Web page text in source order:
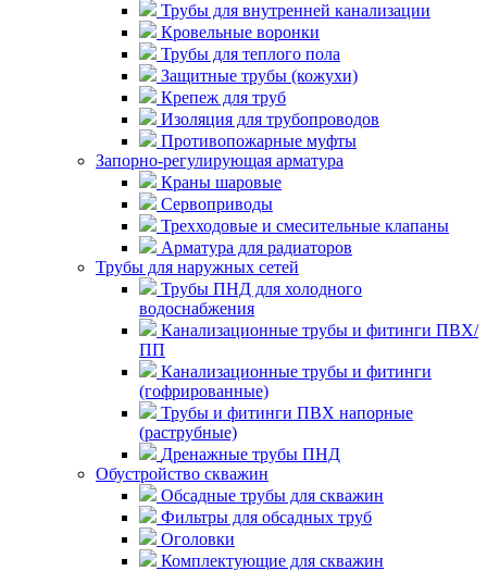
Трубы для внутренней канализации
Кровельные воронки
Трубы для теплого пола
Защитные трубы (кожухи)
Крепеж для труб
Изоляция для трубопроводов
Противопожарные муфты
Запорно-регулирующая арматура
Краны шаровые
Сервоприводы
Трехходовые и смесительные клапаны
Арматура для радиаторов
Трубы для наружных сетей
Трубы ПНД для холодного
водоснабжения
Канализационные трубы и фитинги ПВХ/
ПП
Канализационные трубы и фитинги
(гофрированные)
Трубы и фитинги ПВХ напорные
(раструбные)
Дренажные трубы ПНД
Обустройство скважин
Обсадные трубы для скважин
Фильтры для обсадных труб
Оголовки
Комплектующие для скважин